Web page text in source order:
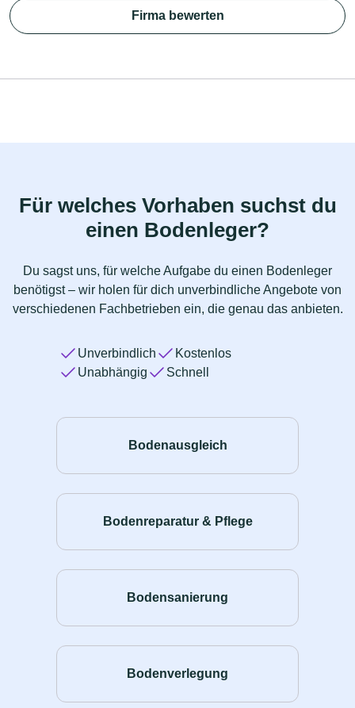
Firma bewerten
Für welches Vorhaben suchst du
einen Bodenleger?
Du sagst uns, für welche Aufgabe du einen Bodenleger
benötigst – wir holen für dich unverbindliche Angebote von
verschiedenen Fachbetrieben ein, die genau das anbieten.
Unverbindlich
Kostenlos
Unabhängig
Schnell
Bodenausgleich
Bodenreparatur & Pflege
Bodensanierung
Bodenverlegung